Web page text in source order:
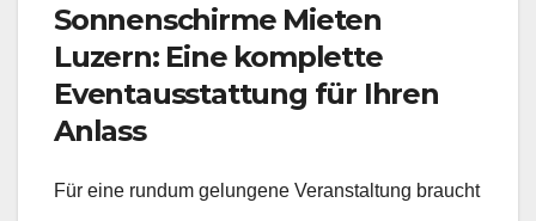
Sonnenschirme Mieten
Luzern: Eine komplette
Eventausstattung für Ihren
Anlass
Für eine rundum gelungene Veranstaltung braucht